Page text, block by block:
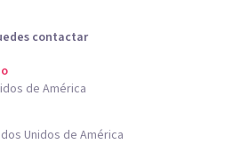
contactar
de América
Unidos de América